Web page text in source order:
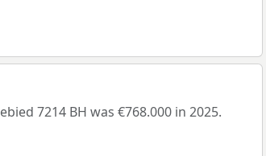
7214 BH was €768.000 in 2025.